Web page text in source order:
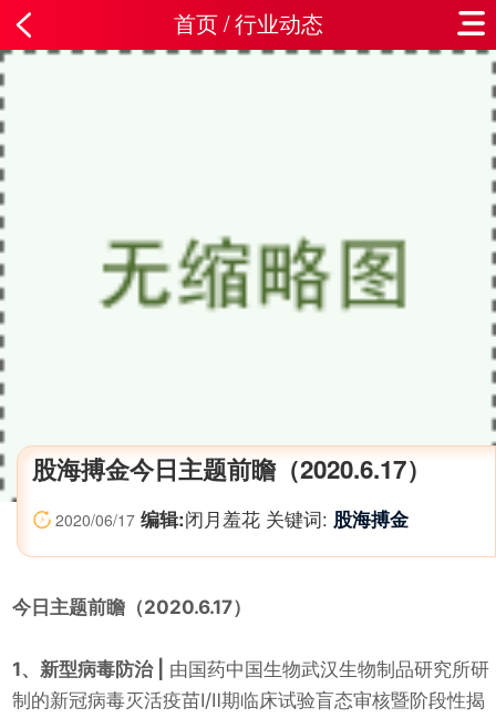
首页/行业动态
股海搏金今日主题前瞻（2020.6.17）
2020/06/17 编辑:闭月羞花 关键词: 股海搏金
今日主题前瞻（2020.6.17）
1、新型病毒防治
由国药中国生物武汉生物制品研究所研
制的新冠病毒灭活疫苗Ⅰ/Ⅱ期临床试验盲态审核暨阶段性揭